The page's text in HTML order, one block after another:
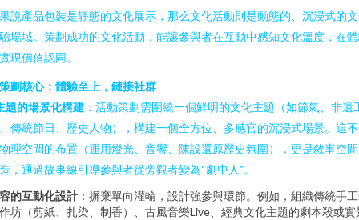
說產品包裝是靜態的文化展示，那么文化活動則是動態的、沉浸式的
場域。策劃成功的文化活動，能讓參與者在互動中感知文化溫度，在
現價值認同。
劃核心：體驗至上，鏈接社群
題的場景化構建 ：活動策劃需圍繞一個鮮明的文化主題（如節氣、非遺
傳統節日、歷史人物），構建一個全方位、多感官的沉浸式場景。這
理空間的布置（運用燈光、音響、陳設還原歷史氛圍），更是敘事空
，通過故事線引導參與者從旁觀者變為“劇中人”。
的互動化設計 ：摒棄單向灌輸，設計強參與環節。例如，組織傳統手
坊（剪紙、扎染、制香）、古風音樂Live、經典文化主題的劇本殺或實